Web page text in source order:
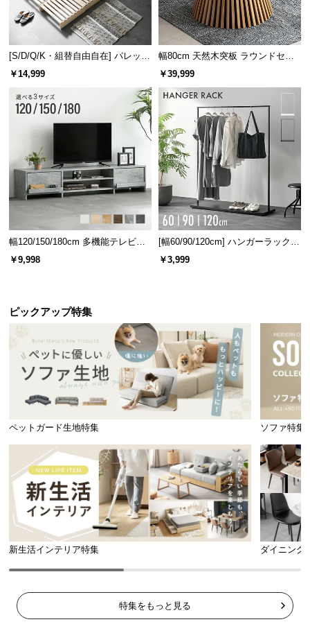
安心して使える耐久性
耐荷重は約30㎏。デスクトップPCや、複数の機器も
安心して設置することができる耐久性です。
耐荷重 約30㎏
優しい丸みの面取り加工
角を取る面取り加工を施しているので、小さなお子
[S/D/Q/K・組替自由自在] パレット
ベッド 8/12/16枚セット
￥14,999
幅80cm 天然木突板 ラウンドセン
ターテーブル 美しい格子デザイン
￥39,999
幅120/150/180cm 多機能テレビボ
ード 木目/石目調 オープン収納・
引き出し収納付き
￥9,998
[幅60/90/120cm] ハンガーラック
スチール 4段階高さ調節 サイドフ
ック オープンラック シンプル
￥3,999
ピックアップ特集
ペットガード生地特集 ソファ特集
新生活インテリア特集 ダイニング
特集をもっと見る